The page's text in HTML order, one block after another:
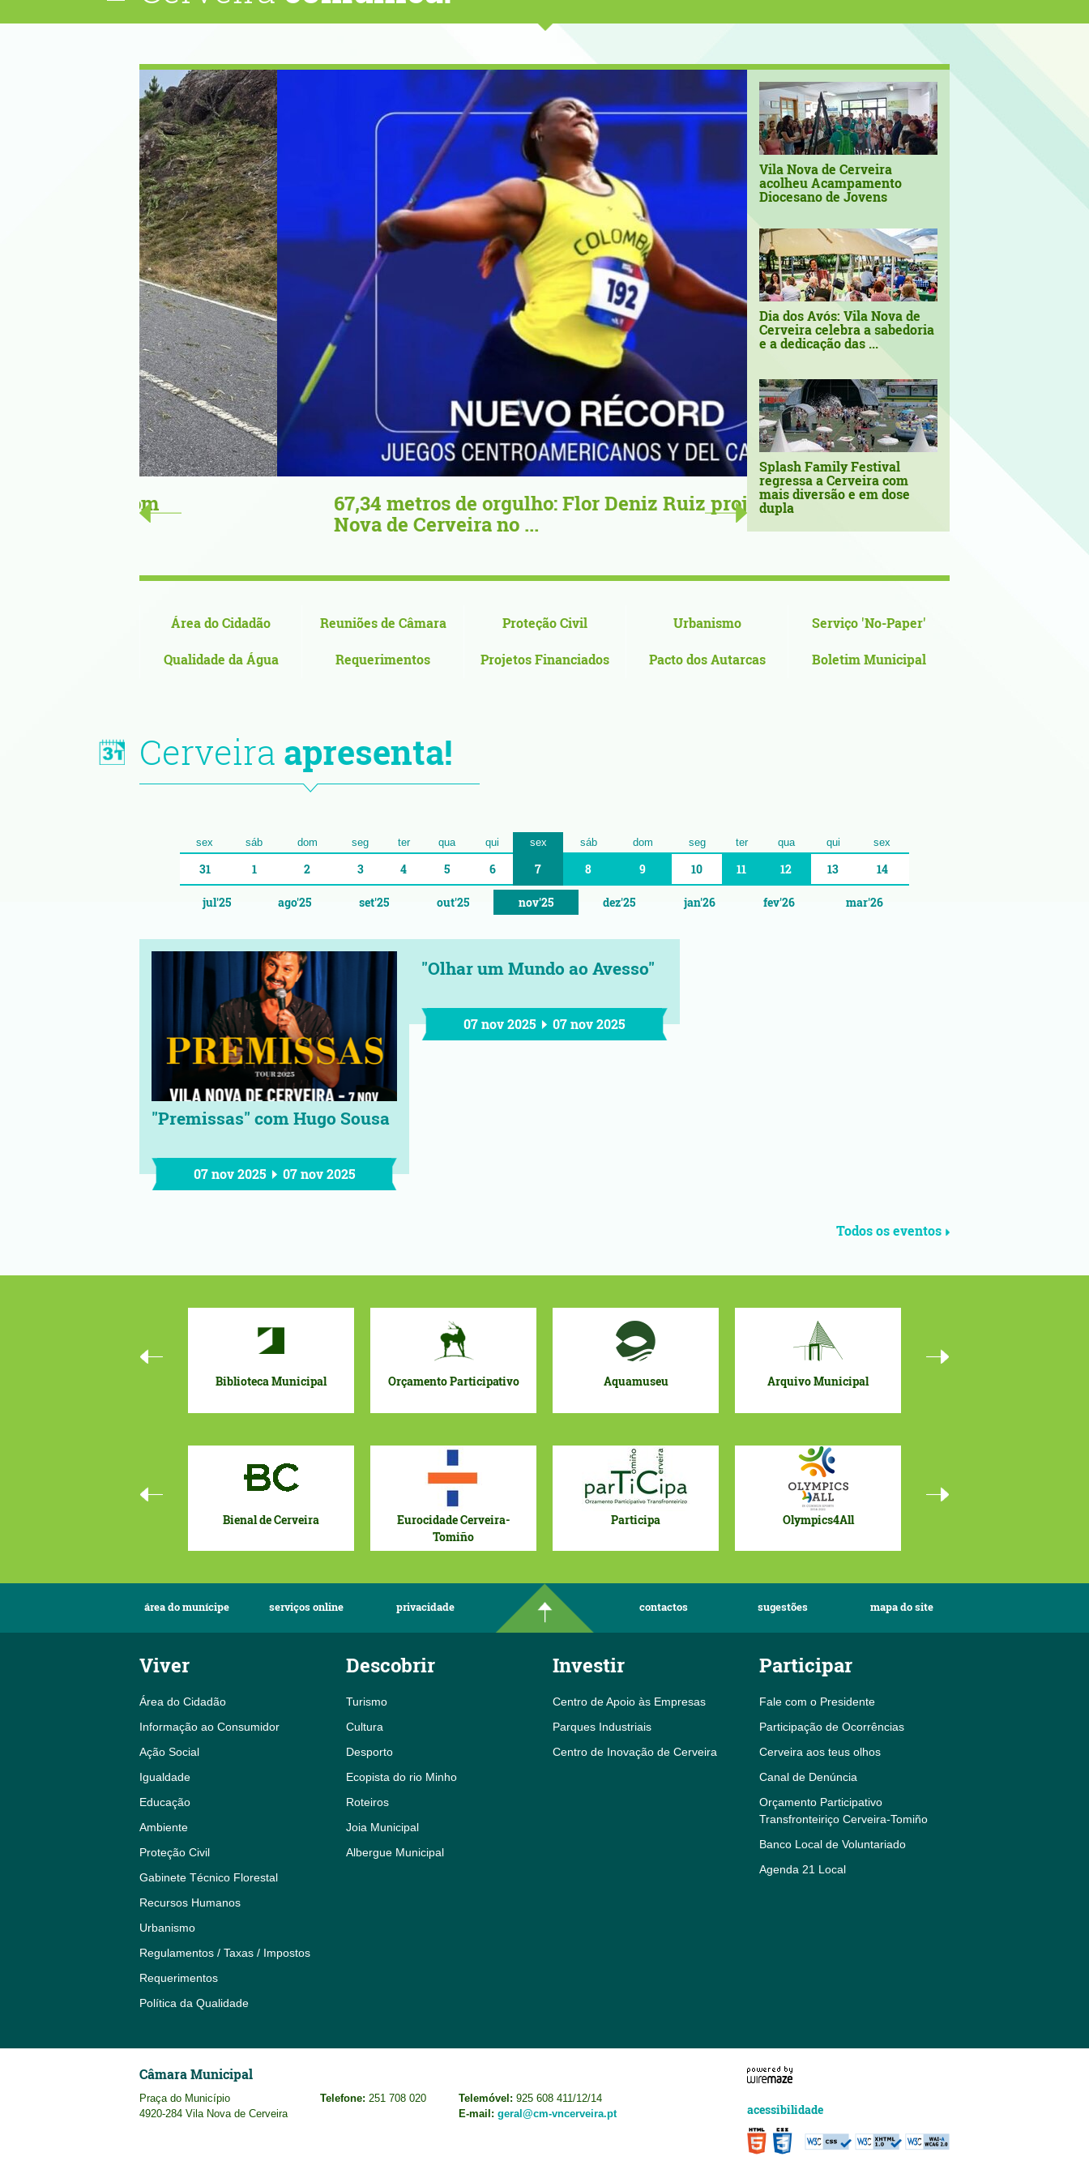
67,34 metros de orgulho: Flor Deniz Ruiz projeta Vila
Nova de Cerveira no ...
‘Sons no Terreiro’ continuam
verão em Vila Nova de
Vila Nova de Cerveira
acolheu Acampamento
Diocesano de Jovens
Dia dos Avós: Vila Nova de
Cerveira celebra a sabedoria
e a dedicação das ...
Splash Family Festival
regressa a Cerveira com
mais diversão e em dose
dupla
Área do Cidadão Reuniões de Câmara Proteção Civil Urbanismo Serviço 'No-Paper'
Qualidade da Água Requerimentos Projetos Financiados Pacto dos Autarcas Boletim Municipal
Cerveira apresenta!
sex sáb dom seg ter qua qui sex sáb dom seg ter qua qui sex
31 1 2 3 4 5 6 7 8 9 10 11 12 13 14
jul'25 ago'25 set'25 out'25 nov'25 dez'25 jan'26 fev'26 mar'26
"Premissas" com Hugo Sousa
07 nov 2025 07 nov 2025
"Olhar um Mundo ao Avesso"
07 nov 2025 07 nov 2025
Todos os eventos
Orçamento Participativo Aquamuseu Arquivo Municipal Portal Geográfico
Bienal de Cerveira
Eurocidade Cerveira-
Tomiño
Participa Olympics4All
área do munícipe serviços online privacidade contactos sugestões mapa do site
Viver
Área do Cidadão
Informação ao Consumidor
Ação Social
Igualdade
Educação
Ambiente
Proteção Civil
Gabinete Técnico Florestal
Recursos Humanos
Urbanismo
Regulamentos / Taxas / Impostos
Requerimentos
Política da Qualidade
Descobrir
Turismo
Cultura
Desporto
Ecopista do rio Minho
Roteiros
Joia Municipal
Albergue Municipal
Investir
Centro de Apoio às Empresas
Parques Industriais
Centro de Inovação de Cerveira
Participar
Fale com o Presidente
Participação de Ocorrências
Cerveira aos teus olhos
Canal de Denúncia
Orçamento Participativo
Transfronteiriço Cerveira-Tomiño
Banco Local de Voluntariado
Agenda 21 Local
Câmara Municipal
Praça do Município
4920-284 Vila Nova de Cerveira
Telefone: 251 708 020 Telemóvel: 925 608 411/12/14
E-mail: geral@cm-vncerveira.pt acessibilidade